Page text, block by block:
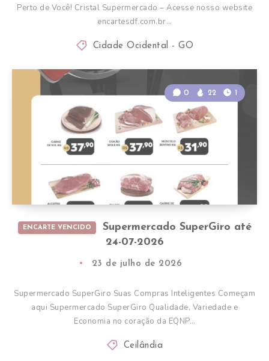
Perto de Você! Cristal Supermercado – Acesse nosso website
encartesdf.com.br…
Cidade Ocidental - GO
ENCARTE VENCIDO
Supermercado SuperGiro até
24-07-2026
0 22 1
23 de julho de 2026
Supermercado SuperGiro Suas Compras Inteligentes Começam
aqui Supermercado SuperGiro Qualidade, Variedade e
Economia no coração da EQNP…
Ceilândia